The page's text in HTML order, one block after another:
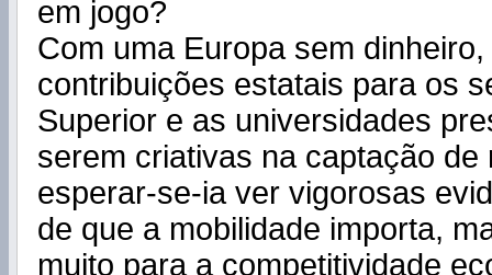
em jogo?
Com uma Europa sem
contribuições estatais para os
Superior e as universidades
serem criativas na captação de
esperar-se-ia ver vigorosas
de que a mobilidade importa,
muito para a competitividade